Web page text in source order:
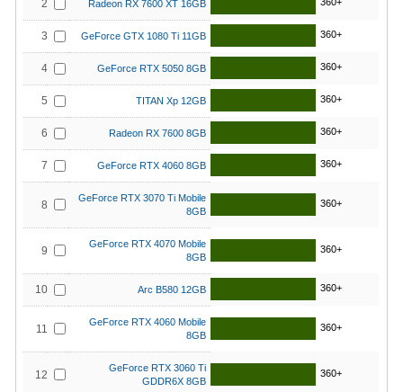
2 Radeon RX 7600 XT 16GB
3 GeForce GTX 1080 Ti 11GB 360+
4 GeForce RTX 5050 8GB 360+
5 TITAN Xp 12GB 360+
6 Radeon RX 7600 8GB 360+
7 GeForce RTX 4060 8GB 360+
8
GeForce RTX 3070 Ti Mobile
8GB
360+
9
GeForce RTX 4070 Mobile
8GB
360+
10 Arc B580 12GB 360+
11
GeForce RTX 4060 Mobile
8GB
360+
12
GeForce RTX 3060 Ti
GDDR6X 8GB
360+